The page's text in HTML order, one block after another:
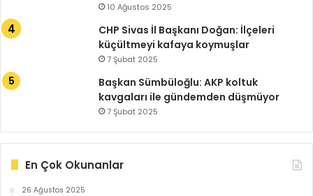
10 Ağustos 2025
CHP Sivas İl Başkanı Doğan: İlçeleri
küçültmeyi kafaya koymuşlar
7 Şubat 2025
Başkan Sümbüloğlu: AKP koltuk
kavgaları ile gündemden düşmüyor
7 Şubat 2025
En Çok Okunanlar
26 Ağustos 2025